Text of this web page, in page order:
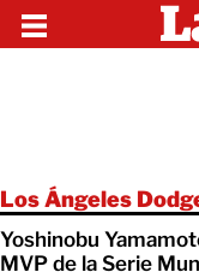
Los Ángeles
Yoshinobu
MVP de la Serie